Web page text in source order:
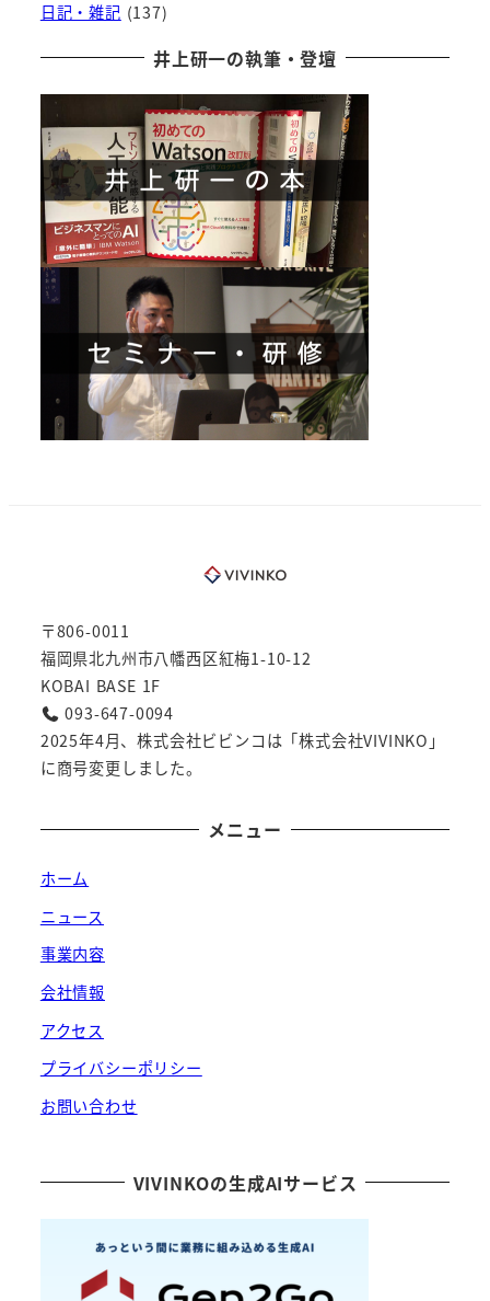
日記・雑記 (137)
井上研一の執筆・登壇
〒806-0011
福岡県北九州市八幡西区紅梅1-10-12
KOBAI BASE 1F
093-647-0094
2025年4月、株式会社ビビンコは「株式会社VIVINKO」
に商号変更しました。
メニュー
ホーム
ニュース
事業内容
会社情報
アクセス
プライバシーポリシー
お問い合わせ
VIVINKOの生成AIサービス